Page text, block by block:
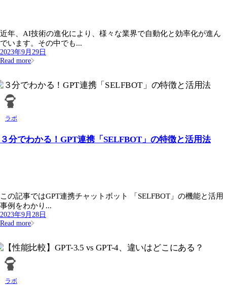
近年、AI技術の進化により、様々な業界で自動化と効率化が進ん
でいます。その中でも...
2023年9月29日
Read more
ラボ
３分でわかる！GPT連携「SELFBOT」の特徴と活用法
この記事ではGPT連携チャットボット 「SELFBOT」の機能と活用
事例をわかり...
2023年9月28日
Read more
ラボ